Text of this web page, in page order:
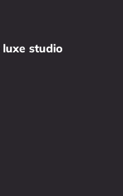
luxe studio